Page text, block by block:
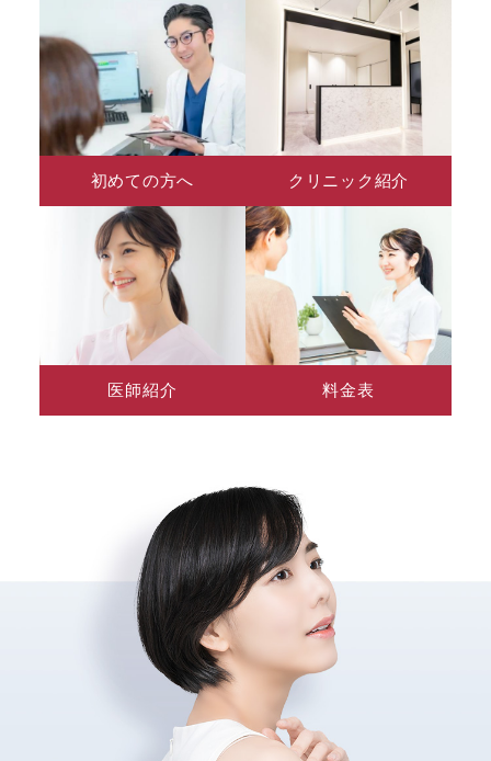
初めての方へ クリニック紹介
医師紹介 料金表